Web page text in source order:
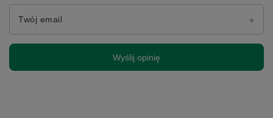
Twój email
Wyślij opinię